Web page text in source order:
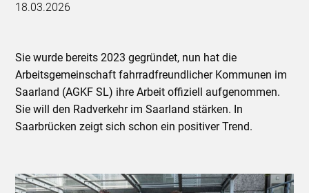
18.03.2026
Sie wurde bereits 2023 gegründet, nun hat die
Arbeitsgemeinschaft fahrradfreundlicher Kommunen im
Saarland (AGKF SL) ihre Arbeit offiziell aufgenommen.
Sie will den Radverkehr im Saarland stärken. In
Saarbrücken zeigt sich schon ein positiver Trend.